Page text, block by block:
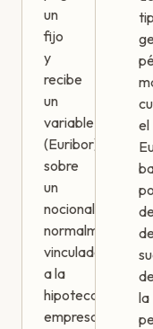
un
fijo
y
recibe
un
variable
(Euribor)
sobre
un
nocional,
normalmente
vinculado
a la
hipoteca
empresarial.
el
de
la